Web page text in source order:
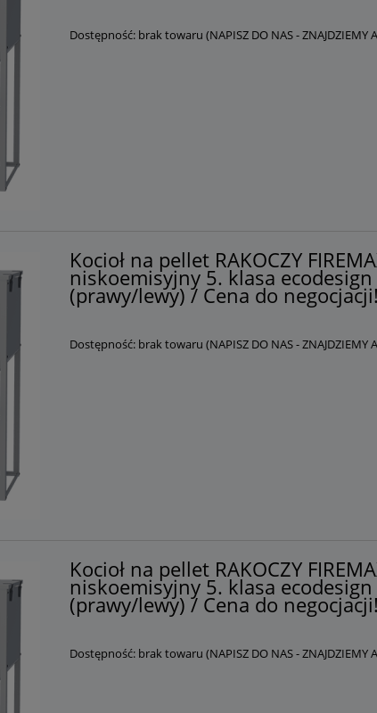
Dostępność: brak towaru (NAPISZ DO NAS - ZNAJDZIEMY
Kocioł na pellet RAKOCZY
niskoemisyjny 5. klasa
(prawy/lewy) / Cena do negocjacji!
Dostępność: brak towaru (NAPISZ DO NAS - ZNAJDZIEMY
Kocioł na pellet RAKOCZY
niskoemisyjny 5. klasa
(prawy/lewy) / Cena do negocjacji!
Dostępność: brak towaru (NAPISZ DO NAS - ZNAJDZIEMY